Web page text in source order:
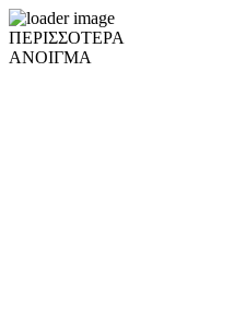
ΠΕΡΙΣΣΟΤΕΡΑ
ΑΝΟΙΓΜΑ